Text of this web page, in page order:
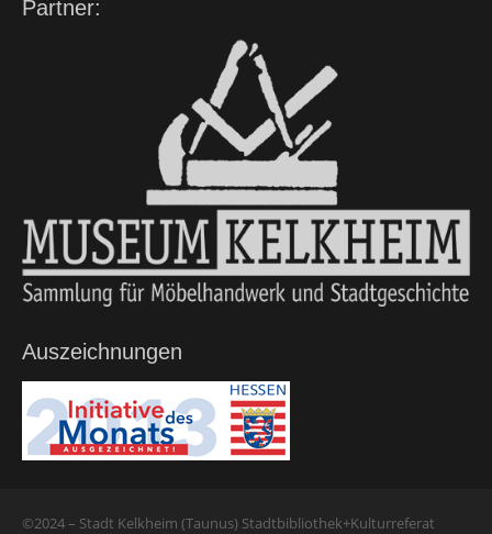
Partner:
Auszeichnungen
©2024 – Stadt Kelkheim (Taunus) Stadtbibliothek+Kulturreferat